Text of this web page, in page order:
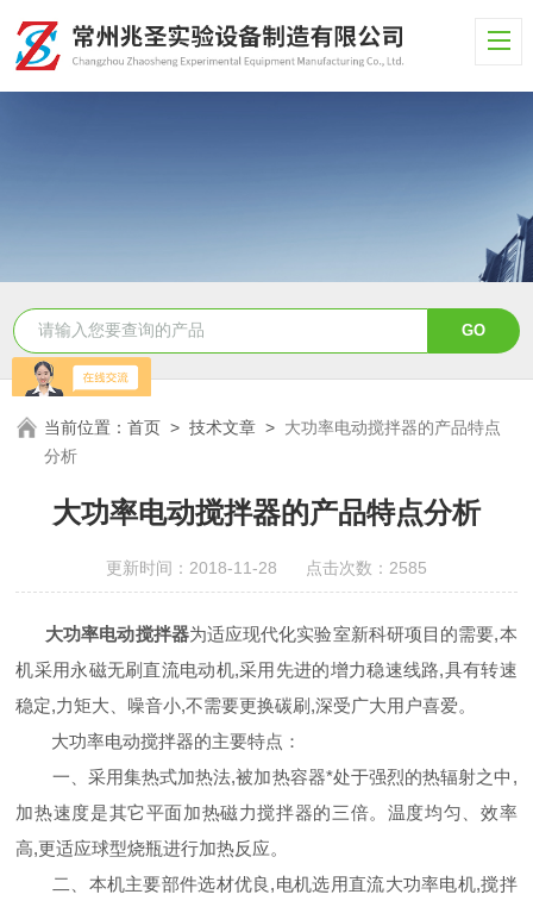
当前位置：首页 >技术文章 > 大功率电动搅拌器的产品特点
分析
大功率电动搅拌器的产品特点分析
更新时间：2018-11-28 点击次数：2585
大功率电动搅拌器为适应现代化实验室新科研项目的需要,本
机采用永磁无刷直流电动机,采用先进的增力稳速线路,具有转速
稳定,力矩大、噪音小,不需要更换碳刷,深受广大用户喜爱。
大功率电动搅拌器的主要特点：
一、采用集热式加热法,被加热容器*处于强烈的热辐射之中,
加热速度是其它平面加热磁力搅拌器的三倍。温度均匀、效率
高,更适应球型烧瓶进行加热反应。
二、本机主要部件选材优良,电机选用直流大功率电机,搅拌